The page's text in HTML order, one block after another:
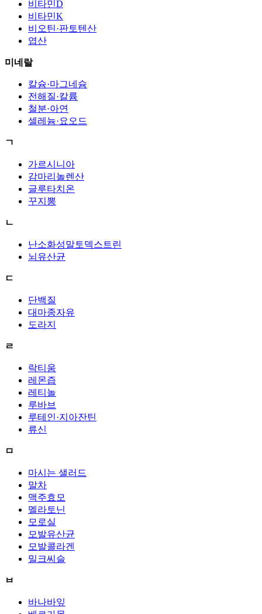
비타민D
비타민K
비오틴·판토텐산
엽산
미네랄
칼슘·마그네슘
전해질·칼륨
철분·아연
셀레늄·요오드
ㄱ
가르시니아
감마리놀렌산
글루타치온
꾸지뽕
ㄴ
난소화성말토덱스트린
뇌유산균
ㄷ
단백질
대마종자유
도라지
ㄹ
락티움
레몬즙
레티놀
루바브
루테인·지아잔틴
류신
ㅁ
마시는 샐러드
말차
맥주효모
멜라토닌
모로실
모발유산균
모발콜라겐
밀크씨슬
ㅂ
바나바잎